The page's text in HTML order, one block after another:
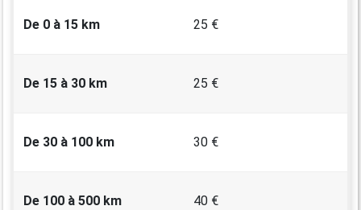
De 0 à 15 km 25 €
De 15 à 30 km 25 €
De 30 à 100 km 30 €
De 100 à 500 km 40 €